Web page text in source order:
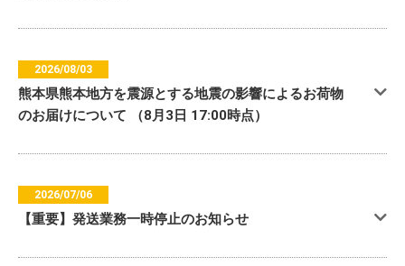
2026/08/03
熊本県熊本地方を震源とする地震の影響によるお荷物
のお届けについて （8月3日 17:00時点）
2026/07/06
【重要】発送業務一時停止のお知らせ